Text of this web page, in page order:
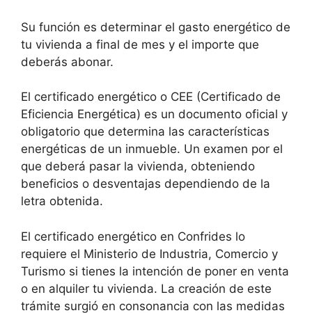
Su función es determinar el gasto energético de
tu vivienda a final de mes y el importe que
deberás abonar.
El certificado energético o CEE (Certificado de
Eficiencia Energética) es un documento oficial y
obligatorio que determina las características
energéticas de un inmueble. Un examen por el
que deberá pasar la vivienda, obteniendo
beneficios o desventajas dependiendo de la
letra obtenida.
El certificado energético en Confrides lo
requiere el Ministerio de Industria, Comercio y
Turismo si tienes la intención de poner en venta
o en alquiler tu vivienda. La creación de este
trámite surgió en consonancia con las medidas